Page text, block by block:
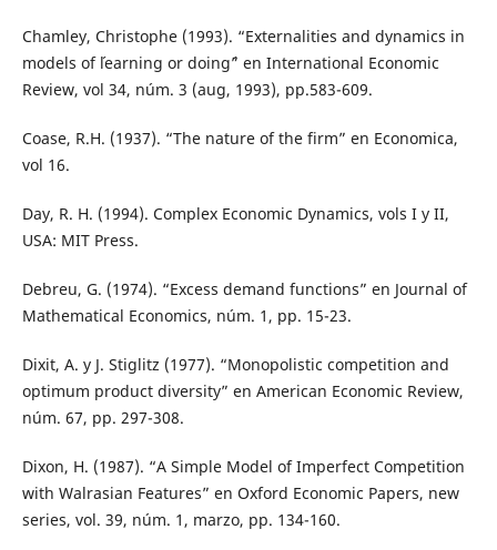
Chamley, Christophe (1993). “Externalities and dynamics in
models of ´learning or doing´” en International Economic
Review, vol 34, núm. 3 (aug, 1993), pp.583-609.
Coase, R.H. (1937). “The nature of the firm” en Economica,
vol 16.
Day, R. H. (1994). Complex Economic Dynamics, vols I y II,
USA: MIT Press.
Debreu, G. (1974). “Excess demand functions” en Journal of
Mathematical Economics, núm. 1, pp. 15-23.
Dixit, A. y J. Stiglitz (1977). “Monopolistic competition and
optimum product diversity” en American Economic Review,
núm. 67, pp. 297-308.
Dixon, H. (1987). “A Simple Model of Imperfect Competition
with Walrasian Features” en Oxford Economic Papers, new
series, vol. 39, núm. 1, marzo, pp. 134-160.